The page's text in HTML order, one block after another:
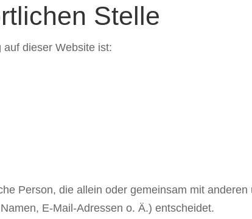
Stelle
dieser Website ist:
Person, die allein oder gemeinsam mit
E-Mail-Adressen o. Ä.) entscheidet.